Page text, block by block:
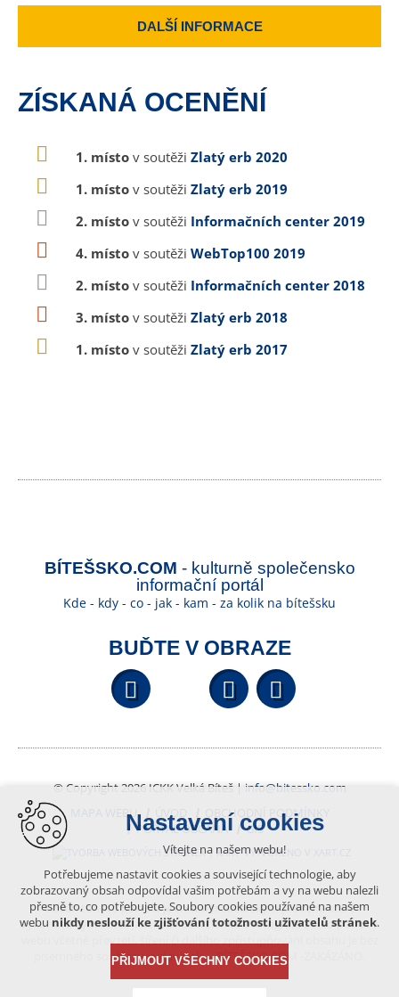
DALŠÍ INFORMACE
ZÍSKANÁ OCENĚNÍ
1. místo v soutěži Zlatý erb 2020
1. místo v soutěži Zlatý erb 2019
2. místo v soutěži Informačních center 2019
4. místo v soutěži WebTop100 2019
2. místo v soutěži Informačních center 2018
3. místo v soutěži Zlatý erb 2018
1. místo v soutěži Zlatý erb 2017
BÍTEŠSKO.COM - kulturně společensko
informační portál
Kde - kdy - co - jak - kam - za kolik na bítešsku
BUĎTE V OBRAZE
Facebook YouTube
© Copyright 2026 ICKK Velká Bíteš | info@bitessko.com
MAPA WEBU
ÚVOD
OBCHODNÍ PODMÍNKY
PORTÁL OBČANA
GIS
VYTVOŘENO V XART.CZ
Obsah tohoto portálu je chráněn autorským právem, které
vykonává vydavatel. Jakékoliv užití článků a fotografií z této podoby
písemného souhlasu vydavatele – BÍTEŠSKO.COM -ZAKÁZÁNO.
Nastavení cookies
Vítejte na našem webu!
Potřebujeme nastavit cookies a související technologie, aby
zobrazovaný obsah odpovídal vašim potřebám a vy na webu nalezli
přesně to, co potřebujete. Soubory cookies používané na našem
webu nikdy neslouží ke zjišťování totožnosti uživatelů stránek.
PŘIJMOUT VŠECHNY COOKIES